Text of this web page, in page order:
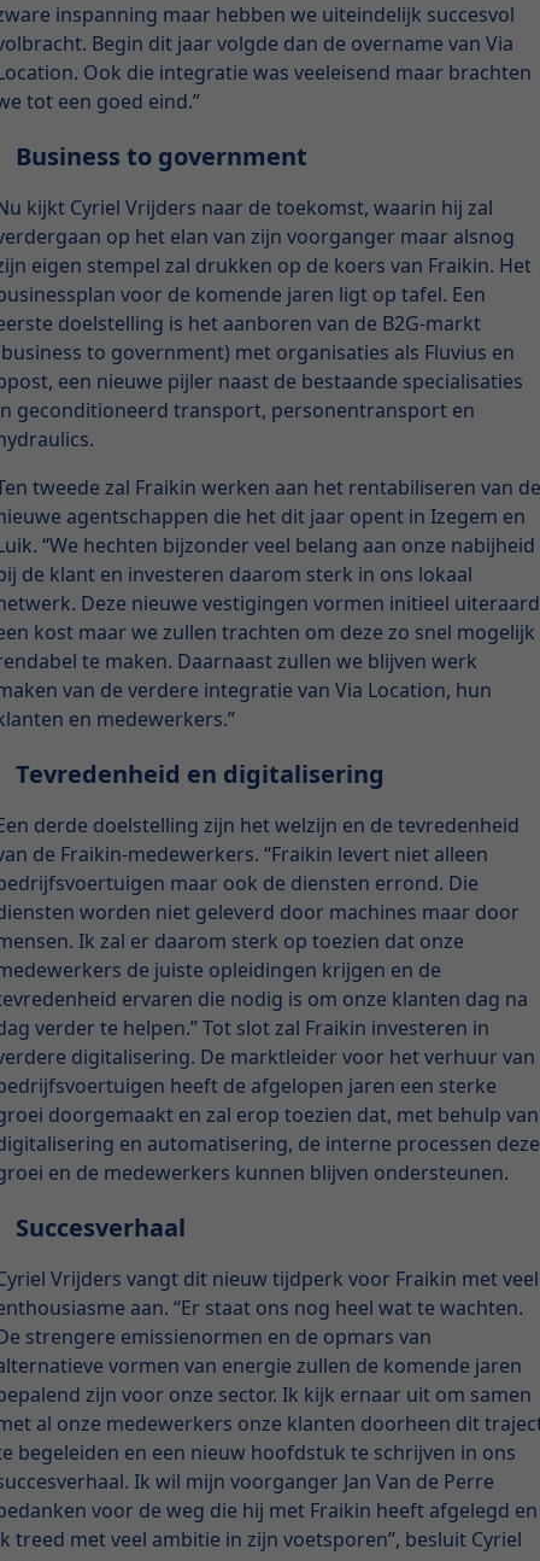
inspanning maar hebben we uiteindelijk succesvol
Begin dit jaar volgde dan de overname van Via
Ook die integratie was veeleisend maar brachten
tot een goed eind.”
Business to government
kijkt Cyriel Vrijders naar de toekomst, waarin hij zal
op het elan van zijn voorganger maar alsnog
eigen stempel zal drukken op de koers van Fraikin. Het
voor de komende jaren ligt op tafel. Een
doelstelling is het aanboren van de B2G-markt
to government) met organisaties als Fluvius en
een nieuwe pijler naast de bestaande specialisaties
geconditioneerd transport, personentransport en
tweede zal Fraikin werken aan het rentabiliseren van
agentschappen die het dit jaar opent in Izegem en
“We hechten bijzonder veel belang aan onze nabijheid
de klant en investeren daarom sterk in ons lokaal
Deze nieuwe vestigingen vormen initieel uiteraard
kost maar we zullen trachten om deze zo snel mogelijk
te maken. Daarnaast zullen we blijven werk
van de verdere integratie van Via Location, hun
en medewerkers.”
Tevredenheid en digitalisering
derde doelstelling zijn het welzijn en de tevredenheid
de Fraikin-medewerkers. “Fraikin levert niet alleen
maar ook de diensten errond. Die
worden niet geleverd door machines maar door
Ik zal er daarom sterk op toezien dat onze
de juiste opleidingen krijgen en de
ervaren die nodig is om onze klanten dag na
verder te helpen.” Tot slot zal Fraikin investeren in
digitalisering. De marktleider voor het verhuur van
heeft de afgelopen jaren een sterke
doorgemaakt en zal erop toezien dat, met behulp van
en automatisering, de interne processen deze
en de medewerkers kunnen blijven ondersteunen.
Succesverhaal
Vrijders vangt dit nieuw tijdperk voor Fraikin met veel
aan. “Er staat ons nog heel wat te wachten.
strengere emissienormen en de opmars van
vormen van energie zullen de komende jaren
zijn voor onze sector. Ik kijk ernaar uit om samen
al onze medewerkers onze klanten doorheen dit
begeleiden en een nieuw hoofdstuk te schrijven in ons
Ik wil mijn voorganger Jan Van de Perre
voor de weg die hij met Fraikin heeft afgelegd en
treed met veel ambitie in zijn voetsporen”, besluit Cyriel